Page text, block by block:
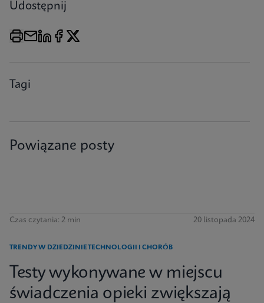
Udostępnij
Tagi
Powiązane posty
Czas czytania: 2 min 20 listopada 2024
TRENDY W DZIEDZINIE TECHNOLOGII I CHORÓB
Testy wykonywane w miejscu
świadczenia opieki zwiększają